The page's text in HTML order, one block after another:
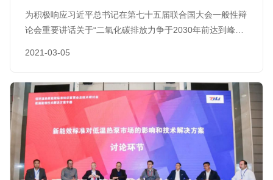
为积极响应习近平总书记在第七十五届联合国大会一般性辩
论会重要讲话关于“二氧化碳排放力争于2030年前达到峰
杯”热泵与空调配件配套采购节暨“国际热泵与空调零部件节
能技术研讨和展示会”的盛大召开。3月3日上午，“热泵变频
与控制方法技…
2021-03-05